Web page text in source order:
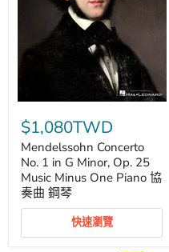
Mendelssohn
Concerto
No.
1
in
G
Minor,
Op.
25
Minus
$1,080TWD
Mendelssohn Concerto
No. 1 in G Minor, Op. 25
Music Minus One Piano 協
奏曲 鋼琴
快速瀏覽